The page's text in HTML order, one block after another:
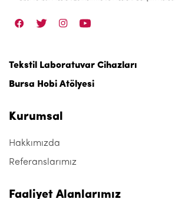
Tekstil Laboratuvar Cihazları
Bursa Hobi Atölyesi
Kurumsal
Hakkımızda
Referanslarımız
Faaliyet Alanlarımız